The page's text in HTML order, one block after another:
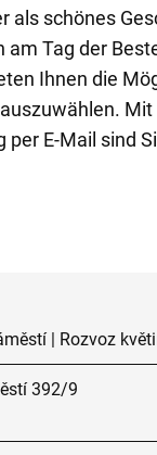
als schönes
am Tag der
Ihnen die
Mit
E-Mail sind
| Rozvoz
392/9